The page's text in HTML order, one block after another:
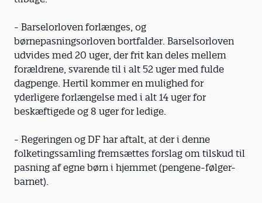
- Barselorloven forlænges, og
børnepasningsorloven bortfalder. Barselsorloven
udvides med 20 uger, der frit kan deles mellem
forældrene, svarende til i alt 52 uger med fulde
dagpenge. Hertil kommer en mulighed for
yderligere forlængelse med i alt 14 uger for
beskæftigede og 8 uger for ledige.
- Regeringen og DF har aftalt, at der i denne
folketingssamling fremsættes forslag om tilskud til
pasning af egne børn i hjemmet (pengene-følger-
barnet).